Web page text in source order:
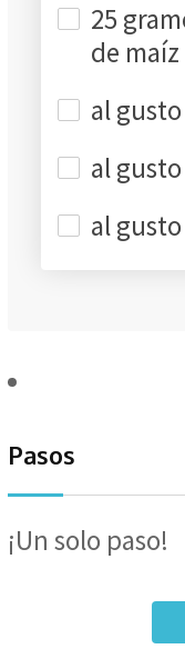
25
de maíz
al
al
al
Pasos
¡Un solo paso!